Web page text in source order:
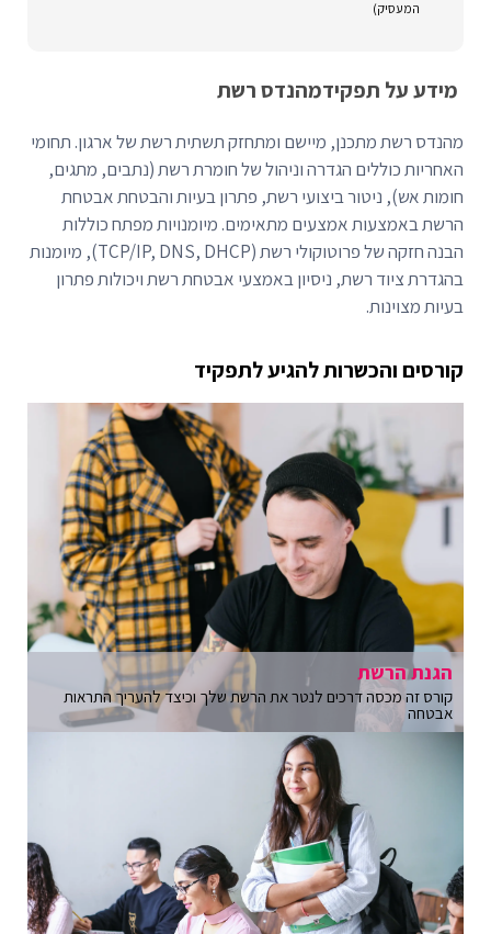
המעסיק)
מידע על תפקידמהנדס רשת
מהנדס רשת מתכנן, מיישם ומתחזק תשתית רשת של ארגון. תחומי
האחריות כוללים הגדרה וניהול של חומרת רשת (נתבים, מתגים,
חומות אש), ניטור ביצועי רשת, פתרון בעיות והבטחת אבטחת
הרשת באמצעות אמצעים מתאימים. מיומנויות מפתח כוללות
הבנה חזקה של פרוטוקולי רשת (TCP/IP, DNS, DHCP), מיומנות
בהגדרת ציוד רשת, ניסיון באמצעי אבטחת רשת ויכולות פתרון
בעיות מצוינות.
קורסים והכשרות להגיע לתפקיד
הגנת הרשת
קורס זה מכסה דרכים לנטר את הרשת שלך וכיצד להעריך התראות
אבטחה